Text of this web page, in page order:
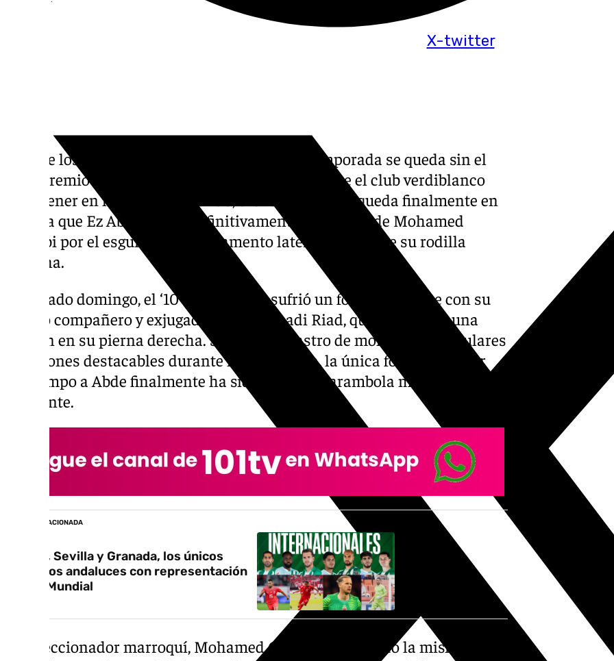
X-twitter
Uno de los mejores jugadores del Betis esta temporada se queda sin el
gran premio final. De los siete internacionales que el club verdiblanco
iba a tener en la Copa del Mundo, dicho número se queda finalmente en
seis, ya que Ez Abde se cae definitivamente de la lista de Mohamed
Ouahbi por el esguince en el ligamento lateral interno de su rodilla
derecha.
El pasado domingo, el ‘10’ verdiblanco sufrió un fortuito choque con su
propio compañero y exjugador bético, Chadi Riad, que le provocó una
torsión en su pierna derecha. Sin apenas rastro de molestias musculares
ni lesiones destacables durante la temporada, la única forma de sacar
del campo a Abde finalmente ha sido con una carambola muy poco
frecuente.
NOTICIA RELACIONADA
Betis, Sevilla y Granada, los únicos
equipos andaluces con representación
en el Mundial
El seleccionador marroquí, Mohamed Ouahbi, ha tomado la misma